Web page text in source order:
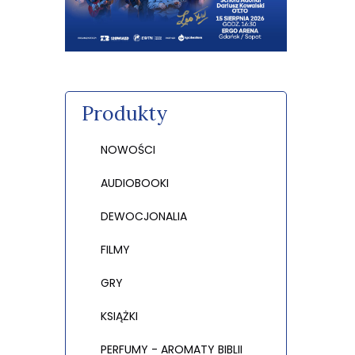
Produkty
NOWOŚCI
AUDIOBOOKI
DEWOCJONALIA
FILMY
GRY
KSIĄŻKI
PERFUMY - AROMATY BIBLII